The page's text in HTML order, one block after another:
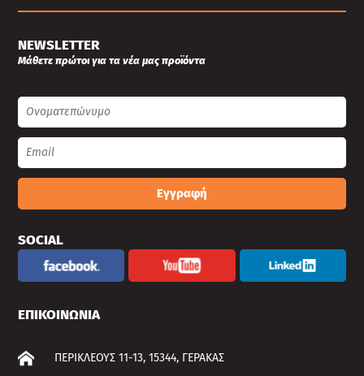
NEWSLETTER
Μάθετε πρώτοι για τα νέα μας προϊόντα
Εγγραφή
SOCIAL
ΕΠΙΚΟΙΝΩΝΙΑ
ΠΕΡΙΚΛΕΟΥΣ 11-13, 15344, ΓΕΡΑΚΑΣ